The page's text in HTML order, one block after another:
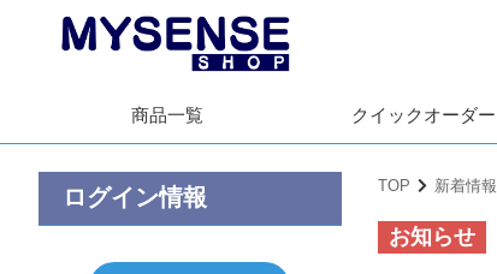
商品一覧 クイックオーダー
TOP 新着情報
お知らせ
ログイン情報